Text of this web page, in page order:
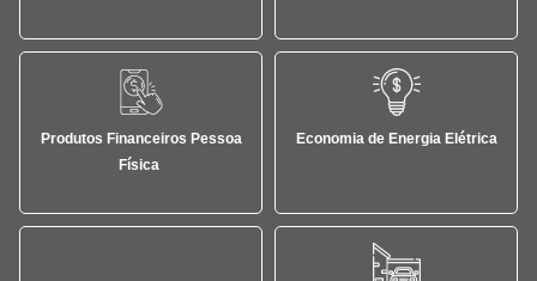
Produtos Financeiros Pessoa
Física
Economia de Energia Elétrica